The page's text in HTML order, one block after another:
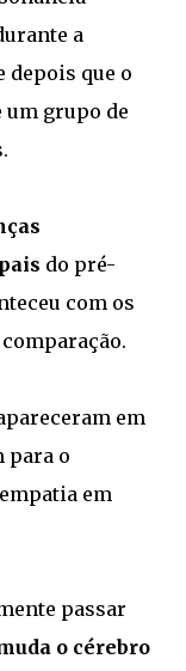
a
depois que o
um grupo de
do pré-
com os
em
para o
em
passar
o cérebro